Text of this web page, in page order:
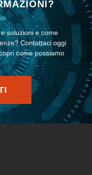
soluzioni e come
Contattaci oggi
come possiamo